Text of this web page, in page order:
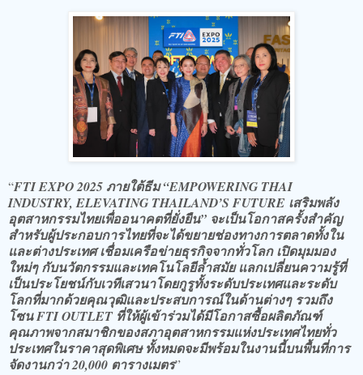
“FTI EXPO 2025 ภายใต้ธีม “EMPOWERING THAI
INDUSTRY, ELEVATING THAILAND’S FUTURE เสริมพลัง
อุตสาหกรรมไทยเพื่ออนาคตที่ยั่งยืน” จะเป็นโอกาสครั้งสำคัญ
สำหรับผู้ประกอบการไทยที่จะได้ขยายช่องทางการตลาดทั้งใน
และต่างประเทศ เชื่อมเครือข่ายธุรกิจจากทั่วโลก เปิดมุมมอง
ใหม่ๆ กับนวัตกรรมและเทคโนโลยีล้ำสมัย แลกเปลี่ยนความรู้ที่
เป็นประโยชน์กับเวทีเสวนาโดยกูรูทั้งระดับประเทศและระดับ
โลกที่มากด้วยคุณวุฒิและประสบการณ์ในด้านต่างๆ รวมถึง
โซน FTI OUTLET ที่ให้ผู้เข้าร่วมได้มีโอกาสซื้อผลิตภัณฑ์
คุณภาพจากสมาชิกของสภาอุตสาหกรรมแห่งประเทศไทยทั่ว
ประเทศในราคาสุดพิเศษ ทั้งหมดจะมีพร้อมในงานนี้บนพื้นที่การ
จัดงานกว่า 20,000 ตารางเมตร”